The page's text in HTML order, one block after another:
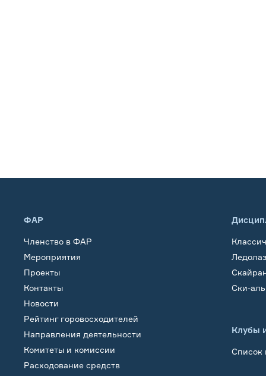
ФАР
Членство в ФАР
Мероприятия
Проекты
Контакты
Новости
Рейтинг горовосходителей
Направления деятельности
Комитеты и комиссии
Расходование средств
Ски-
Клубы
Список